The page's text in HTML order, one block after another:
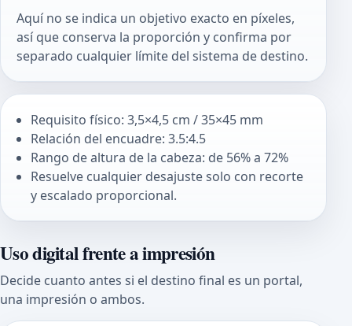
Aquí no se indica un objetivo exacto en píxeles,
así que conserva la proporción y confirma por
separado cualquier límite del sistema de destino.
Requisito físico: 3,5×4,5 cm / 35×45 mm
Relación del encuadre: 3.5:4.5
Rango de altura de la cabeza: de 56% a 72%
Resuelve cualquier desajuste solo con recorte
y escalado proporcional.
Uso digital frente a impresión
Decide cuanto antes si el destino final es un portal,
una impresión o ambos.